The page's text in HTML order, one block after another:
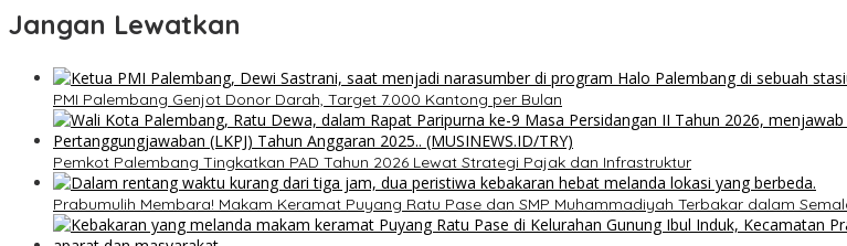
Jangan Lewatkan
PMI Palembang Genjot Donor Darah, Target 7.000 Kantong per Bulan
Pemkot Palembang Tingkatkan PAD Tahun 2026 Lewat Strategi Pajak dan Infrastruktur
Prabumulih Membara! Makam Keramat Puyang Ratu Pase dan SMP Muhammadiyah Terbakar dalam